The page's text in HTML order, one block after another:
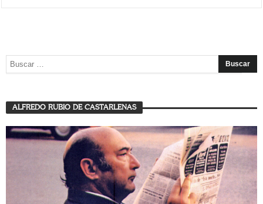
ALFREDO RUBIO DE CASTARLENAS